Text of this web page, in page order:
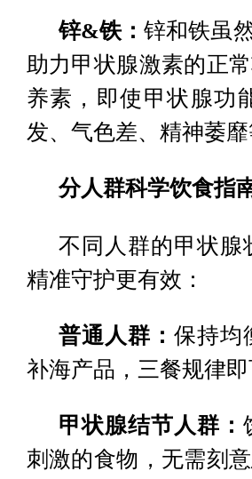
锌&铁： 锌和铁虽
助力甲状腺激素的正
养素，即使甲状腺功
发、气色差、精神萎
分人群科学饮食指
不同人群的甲状腺
精准守护更有效：
普通人群： 保持均
补海产品，三餐规律
甲状腺结节人群：
刺激的食物，无需刻